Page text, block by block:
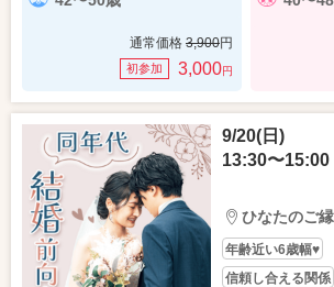
通常価格 3,900円
初参加 3,000円
9/20(日)
13:30〜15:00
ひなたのご縁
年齢近い6歳幅♥
信頼し合える関係